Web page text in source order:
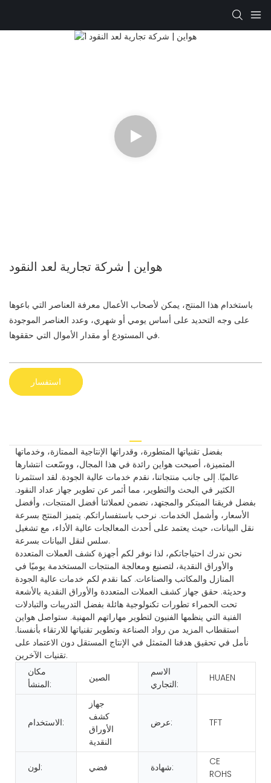
هواين | شركة تجارية لعد النقود
باستخدام هذا المنتج، يمكن لأصحاب الأعمال معرفة العناصر التي باعوها
على وجه التحديد على أساس يومي أو شهري، وعدد العناصر الموجودة
في المستودع أو مقدار الأموال التي حققوها.
استفسار
بفضل تقنياتها المتطورة، وقدراتها الإنتاجية الممتازة، وخدماتها
المتميزة، أصبحت هواين رائدة في هذا المجال، ووسّعت انتشارها
عالميًا. إلى جانب منتجاتنا، نقدم خدمات عالية الجودة. لقد استثمرنا
الكثير في البحث والتطوير، مما أثمر عن تطوير جهاز عداد النقود.
بفضل فريقنا المبتكر والمجتهد، نضمن لعملائنا أفضل المنتجات، وأفضل
الأسعار، وأشمل الخدمات. نرحب باستفساراتكم. يتميز المنتج بسرعة
نقل البيانات، حيث يعتمد على أحدث المعالجات عالية الأداء، مع تشغيل
سلس لنقل البيانات بسرعة.
نحن ندرك احتياجاتكم، لذا نوفر لكم أجهزة كشف العملات المتعددة
والأوراق النقدية، لتصنيع ومعالجة المنتجات المستخدمة يوميًا في
المنازل والمكاتب والصناعات. كما نقدم لكم خدمات عالية الجودة
وحديثة. حقق جهاز كشف العملات المتعددة والأوراق النقدية بالأشعة
تحت الحمراء تطورات تكنولوجية هائلة بفضل التدريبات والتبادلات
الفنية التي ينظمها الفنيون لتطوير مهاراتهم المهنية. ستواصل هواين
استقطاب المزيد من رواد الصناعة وتطوير تقنياتها للارتقاء بأنفسنا.
نأمل في تحقيق هدفنا المتمثل في الإنتاج المستقل دون الاعتماد على
تقنيات الآخرين.
مكان
المنشأ:
الصين
الاسم
التجاري:
HUAEN
الاستخدام:
جهاز
كشف
الأوراق
النقدية
عرض: TFT
لون: فضي شهادة:
CE
ROHS